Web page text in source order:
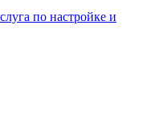
по настройке и